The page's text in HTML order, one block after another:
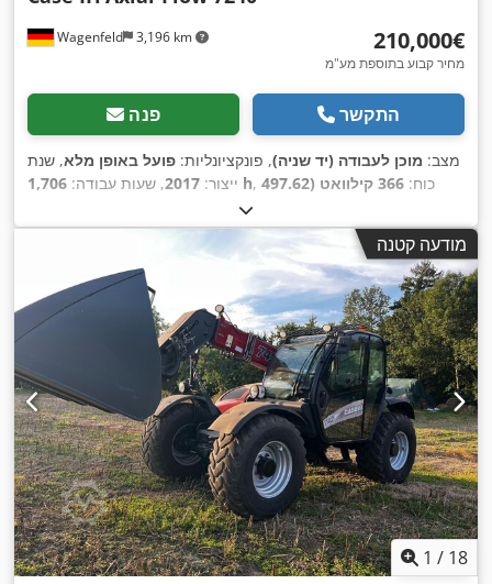
Wagenfeld 3,196 km ‏210,000 ‏€
מחיר קבוע בתוספת מע"מ
פנה התקשר
מצב: מוכן לעבודה (יד שניה), פונקציונליות: פועל באופן מלא, שנת
ייצור: 2017, שעות עבודה: 1,706 h , כוח:
366 קילוואט (497.62
, מהירות מרבית:
07/2017, הבדיקה הבאה (TÜV):07/2026 , גודל צמיג אחורי:
, מספר מכונה/רכב:YHG233775 , ציוד:חותך לפתית,
מחבר עגלה, מיזוג אוויר, תא נהג, תאורה,
מודעה קטנה
1 / 18